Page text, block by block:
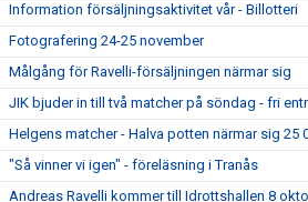
Information försäljningsaktivitet vår - Billotteri
Fotografering 24-25 november
Målgång för Ravelli-försäljningen närmar sig
JIK bjuder in till två matcher på söndag - fri
Helgens matcher - Halva potten närmar sig 25
"Så vinner vi igen" - föreläsning i Tranås
Andreas Ravelli kommer till Idrottshallen 8